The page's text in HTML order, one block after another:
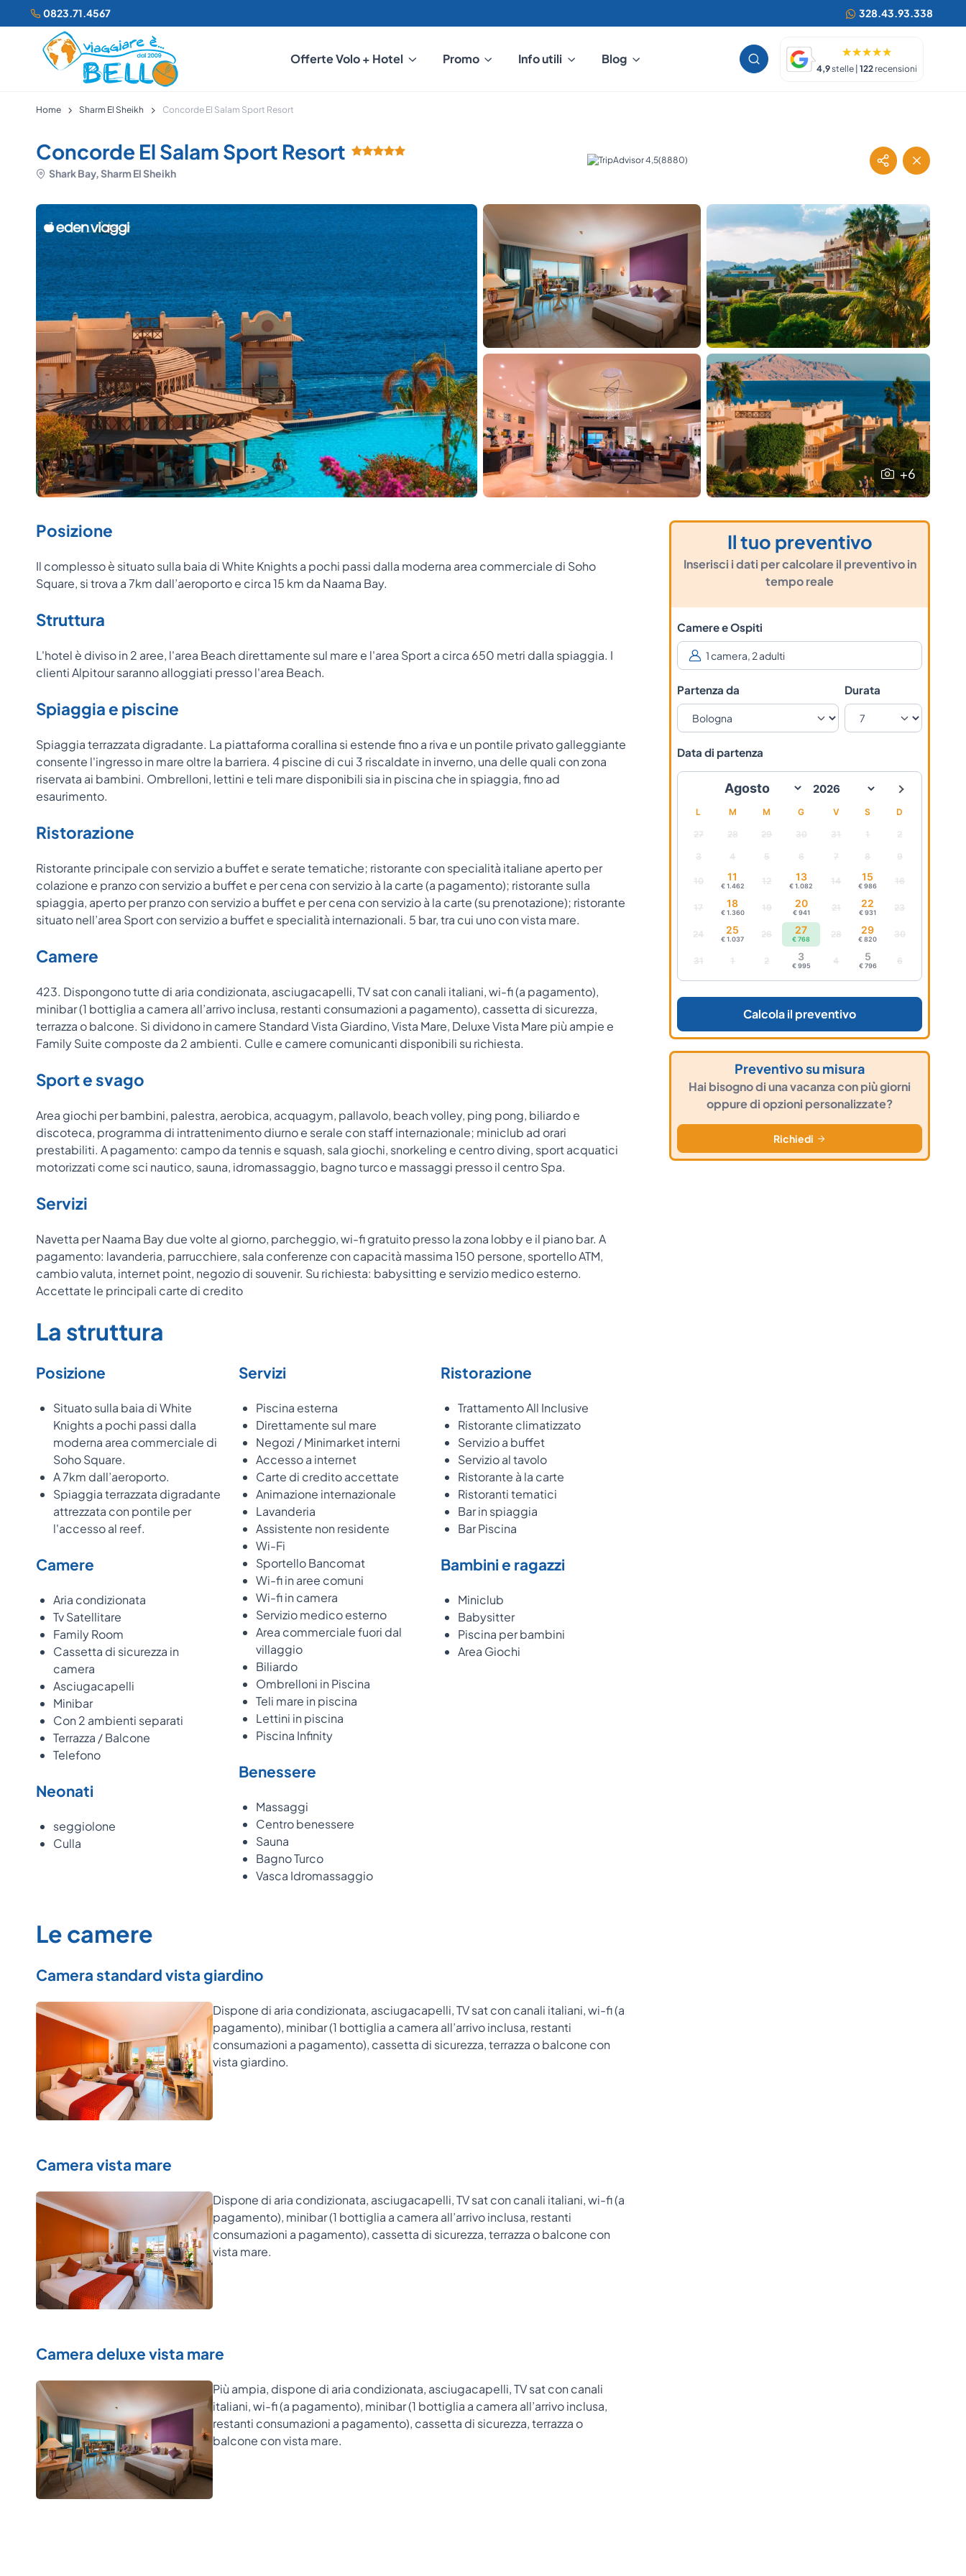
0823.71.4567 328.43.93.338
Offerte Volo + Hotel Promo Info utili Blog
4,9stelle | 122recensioni
Home Sharm El Sheikh Concorde El Salam Sport Resort
Concorde El Salam Sport Resort
Shark Bay, Sharm El Sheikh
(8880)
+6
Posizione
Il complesso è situato sulla baia di White Knights a pochi passi dalla moderna area commerciale di Soho
Square, si trova a 7km dall’aeroporto e circa 15 km da Naama Bay.
Struttura
L'hotel è diviso in 2 aree, l'area Beach direttamente sul mare e l'area Sport a circa 650 metri dalla spiaggia. I
clienti Alpitour saranno alloggiati presso l'area Beach.
Spiaggia e piscine
Spiaggia terrazzata digradante. La piattaforma corallina si estende fino a riva e un pontile privato galleggiante
consente l'ingresso in mare oltre la barriera. 4 piscine di cui 3 riscaldate in inverno, una delle quali con zona
riservata ai bambini. Ombrelloni, lettini e teli mare disponibili sia in piscina che in spiaggia, fino ad
esaurimento.
Ristorazione
Ristorante principale con servizio a buffet e serate tematiche; ristorante con specialità italiane aperto per
colazione e pranzo con servizio a buffet e per cena con servizio à la carte (a pagamento); ristorante sulla
spiaggia, aperto per pranzo con servizio a buffet e per cena con servizio à la carte (su prenotazione); ristorante
situato nell’area Sport con servizio a buffet e specialità internazionali. 5 bar, tra cui uno con vista mare.
Camere
423. Dispongono tutte di aria condizionata, asciugacapelli, TV sat con canali italiani, wi-fi (a pagamento),
minibar (1 bottiglia a camera all’arrivo inclusa, restanti consumazioni a pagamento), cassetta di sicurezza,
terrazza o balcone. Si dividono in camere Standard Vista Giardino, Vista Mare, Deluxe Vista Mare più ampie e
Family Suite composte da 2 ambienti. Culle e camere comunicanti disponibili su richiesta.
Sport e svago
Area giochi per bambini, palestra, aerobica, acquagym, pallavolo, beach volley, ping pong, biliardo e
discoteca, programma di intrattenimento diurno e serale con staff internazionale; miniclub ad orari
prestabiliti. A pagamento: campo da tennis e squash, sala giochi, snorkeling e centro diving, sport acquatici
motorizzati come sci nautico, sauna, idromassaggio, bagno turco e massaggi presso il centro Spa.
Servizi
Navetta per Naama Bay due volte al giorno, parcheggio, wi-fi gratuito presso la zona lobby e il piano bar. A
pagamento: lavanderia, parrucchiere, sala conferenze con capacità massima 150 persone, sportello ATM,
cambio valuta, internet point, negozio di souvenir. Su richiesta: babysitting e servizio medico esterno.
Accettate le principali carte di credito
La struttura
Posizione
Situato sulla baia di White
Knights a pochi passi dalla
moderna area commerciale di
Soho Square.
A 7km dall’aeroporto.
Spiaggia terrazzata digradante
attrezzata con pontile per
l'accesso al reef.
Camere
Aria condizionata
Tv Satellitare
Family Room
Cassetta di sicurezza in
camera
Asciugacapelli
Minibar
Con 2 ambienti separati
Terrazza / Balcone
Telefono
Neonati
seggiolone
Culla
Servizi
Piscina esterna
Direttamente sul mare
Negozi / Minimarket interni
Accesso a internet
Carte di credito accettate
Animazione internazionale
Lavanderia
Assistente non residente
Wi-Fi
Sportello Bancomat
Wi-fi in aree comuni
Wi-fi in camera
Servizio medico esterno
Area commerciale fuori dal
villaggio
Biliardo
Ombrelloni in Piscina
Teli mare in piscina
Lettini in piscina
Piscina Infinity
Benessere
Massaggi
Centro benessere
Sauna
Bagno Turco
Vasca Idromassaggio
Ristorazione
Trattamento All Inclusive
Ristorante climatizzato
Servizio a buffet
Servizio al tavolo
Ristorante à la carte
Ristoranti tematici
Bar in spiaggia
Bar Piscina
Bambini e ragazzi
Miniclub
Babysitter
Piscina per bambini
Area Giochi
Le camere
Camera standard vista giardino
Dispone di aria condizionata, asciugacapelli, TV sat con canali italiani, wi-fi (a
pagamento), minibar (1 bottiglia a camera all’arrivo inclusa, restanti
consumazioni a pagamento), cassetta di sicurezza, terrazza o balcone con
vista giardino.
Camera vista mare
Dispone di aria condizionata, asciugacapelli, TV sat con canali italiani, wi-fi (a
pagamento), minibar (1 bottiglia a camera all’arrivo inclusa, restanti
consumazioni a pagamento), cassetta di sicurezza, terrazza o balcone con
vista mare.
Camera deluxe vista mare
Più ampia, dispone di aria condizionata, asciugacapelli, TV sat con canali
italiani, wi-fi (a pagamento), minibar (1 bottiglia a camera all’arrivo inclusa,
restanti consumazioni a pagamento), cassetta di sicurezza, terrazza o
balcone con vista mare.
Il tuo preventivo
Inserisci i dati per calcolare il preventivo in
tempo reale
Camere e Ospiti
Partenza da Durata
Data di partenza
L M M G V S D
27 28 29 30 31 1 2
3 4 5 6 7 8 9
10 11
€ 1.462 12 13
€ 1.082 14 15
€ 986 16
17 18
€ 1.360 19 20
€ 941 21 22
€ 931 23
24 25
€ 1.037 26 27
€ 768 28 29
€ 820 30
31 1 2 3
€ 995 4 5
€ 796 6
Calcola il preventivo
Preventivo su misura
Hai bisogno di una vacanza con più giorni
oppure di opzioni personalizzate?
Richiedi